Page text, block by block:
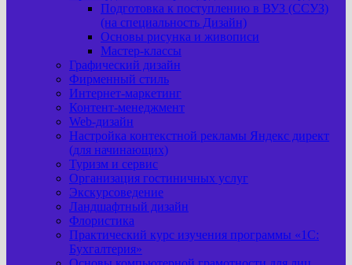
Подготовка к поступлению в ВУЗ (ССУЗ)
(на специальность Дизайн)
Основы рисунка и живописи
Мастер-классы
Графический дизайн
Фирменный стиль
Интернет-маркетинг
Контент-менеджмент
Web-дизайн
Настройка контекстной рекламы Яндекс директ
(для начинающих)
Туризм и сервис
Организация гостиничных услуг
Экскурсоведение
Ландшафтный дизайн
Флористика
Практический курс изучения программы «1С:
Бухгалтерия»